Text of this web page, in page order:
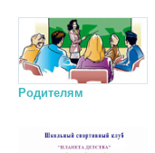
Родителям